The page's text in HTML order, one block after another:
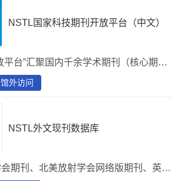
NSTL国家科技期刊开放平台（中文）
“国家科技期刊开放平台”汇聚国内千余学术期刊（核心期刊占比超70%），收录论文超500万篇，提供即时的一站式获取服务；此平台收录了“中国科学引文索引”数据库（csci.istic.ac.cn），该数据库汇集 2000 年以来 6000种中文学术期刊的论文引文全量数据，能即时展示期刊收录和引用情况，动态查询期刊的历年影响因子、引用频次、H 指数和高被引指标等。可检索浏览《中国高被引分析报告》、《中国期刊引证报告（扩刊版）》全书。
馆外访问
NSTL外文现刊数据库
包括美国遗传学学会期刊、北美放射学会网络版期刊、英国白马出版社电子期刊、美国人因工程学会电子期刊、美国营养学会网络版期刊、美国芝加哥大学出版社、世界健康基金会网络版期刊、美国Mary Ann Liebert出版公司网络版期刊、英国皇家药学会电子期刊、Future Science Group网络版期刊等30余种期刊。